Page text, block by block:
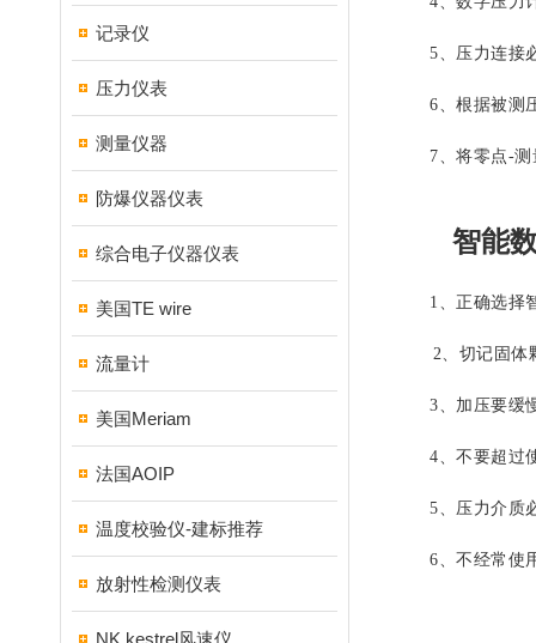
记录仪
压力仪表
测量仪器
防爆仪器仪表
综合电子仪器仪表
美国TE wire
流量计
美国Meriam
法国AOIP
温度校验仪-建标推荐
放射性检测仪表
NK kestrel风速仪
5、压力连接必
6、根据被测压
7、将零点-测量
智能数
1、正确选择智
2、切记固体颗
3、加压要缓慢
4、不要超过使
5、压力介质必
6、不经常使用